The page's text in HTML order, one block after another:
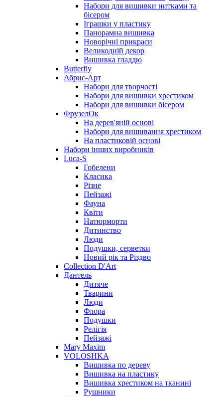
Набори для вишивки нитками та
бісером
Іграшки у пластику
Панорамна вишивка
Новорічні прикраси
Великодній декор
Вишивка гладдю
Butterfly
Абрис-Арт
Набори для творчості
Набори для вишивки хрестиком
Набори для вишивки бісером
ФрузелОк
На дерев'яній основі
Набори для вишивання хрестиком
На пластиковій основі
Набори інших виробників
Luca-S
Гобелени
Класика
Різне
Пейзажі
Фауна
Квіти
Натюрморти
Дитинство
Люди
Подушки, серветки
Новий рік та Різдво
Collection D'Art
Дантель
Дитяче
Тварини
Люди
Флора
Подушки
Релігія
Пейзажі
Mary Maxim
VOLOSHKA
Вишивка по дереву
Вишивка на пластику
Вишивка хрестиком на тканині
Рушники